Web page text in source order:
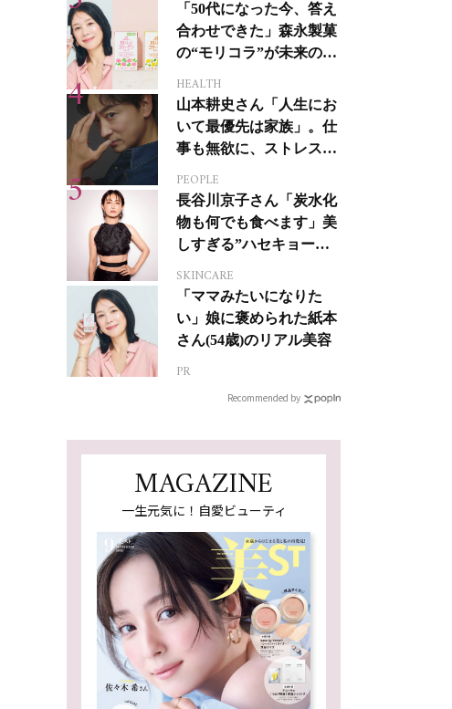
「50代になった今、答え
合わせできた」森永製菓
の“モリコラ”が未来のキ
HEALTH
山本耕史さん「人生にお
いて最優先は家族」。仕
事も無欲に、ストレスを
PEOPLE
長谷川京子さん「炭水化
物も何でも食べます」美
しすぎる”ハセキョーボ
SKINCARE
「ママみたいになりた
い」娘に褒められた紙本
さん(54歳)のリアル美容
PR
Recommended by
MAGAZINE
一生元気に！自愛ビューティ